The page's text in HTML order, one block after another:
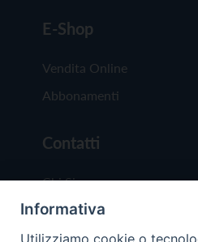
E-Shop
Vendita Online
Abbonamenti
Contatti
Chi Siamo
Redazione
Scrivici
Informativa